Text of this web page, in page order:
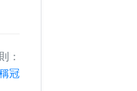
：
冠